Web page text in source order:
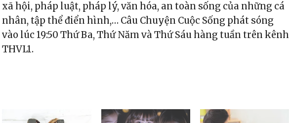
xã hội, pháp luật, pháp lý, văn hóa, an toàn sống của những cá
nhân, tập thể điển hình,… Câu Chuyện Cuộc Sống phát sóng
vào lúc 19:50 Thứ Ba, Thứ Năm và Thứ Sáu hàng tuần trên kênh
THVL1.